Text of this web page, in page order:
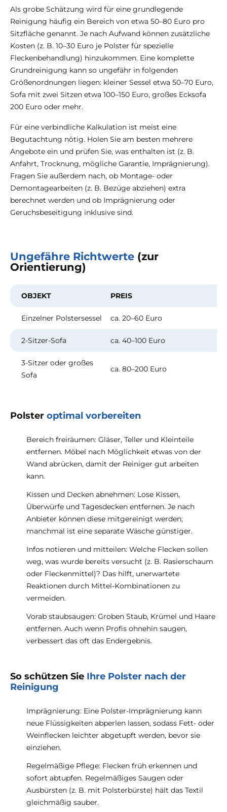
Als grobe Schätzung wird für eine grundlegende
Reinigung häufig ein Bereich von etwa 50–80 Euro pro
Sitzfläche genannt. Je nach Aufwand können zusätzliche
Kosten (z. B. 10–30 Euro je Polster für spezielle
Fleckenbehandlung) hinzukommen. Eine komplette
Grundreinigung kann so ungefähr in folgenden
Größenordnungen liegen: kleiner Sessel etwa 50–70 Euro,
Sofa mit zwei Sitzen etwa 100–150 Euro, großes Ecksofa
200 Euro oder mehr.
Für eine verbindliche Kalkulation ist meist eine
Begutachtung nötig. Holen Sie am besten mehrere
Angebote ein und prüfen Sie, was enthalten ist (z. B.
Anfahrt, Trocknung, mögliche Garantie, Imprägnierung).
Fragen Sie außerdem nach, ob Montage- oder
Demontagearbeiten (z. B. Bezüge abziehen) extra
berechnet werden und ob Imprägnierung oder
Geruchsbeseitigung inklusive sind.
Ungefähre Richtwerte (zur
Orientierung)
OBJEKT PREIS
Einzelner Polstersessel ca. 20–60 Euro
2-Sitzer-Sofa ca. 40–100 Euro
3-Sitzer oder großes
Sofa
ca. 80–200 Euro
Polster optimal vorbereiten
Bereich freiräumen: Gläser, Teller und Kleinteile
entfernen. Möbel nach Möglichkeit etwas von der
Wand abrücken, damit der Reiniger gut arbeiten
kann.
Kissen und Decken abnehmen: Lose Kissen,
Überwürfe und Tagesdecken entfernen. Je nach
Anbieter können diese mitgereinigt werden;
manchmal ist eine separate Wäsche günstiger.
Infos notieren und mitteilen: Welche Flecken sollen
weg, was wurde bereits versucht (z. B. Rasierschaum
oder Fleckenmittel)? Das hilft, unerwartete
Reaktionen durch Mittel-Kombinationen zu
vermeiden.
Vorab staubsaugen: Groben Staub, Krümel und Haare
entfernen. Auch wenn Profis ohnehin saugen,
verbessert das oft das Endergebnis.
So schützen Sie Ihre Polster nach der
Reinigung
Imprägnierung: Eine Polster-Imprägnierung kann
neue Flüssigkeiten abperlen lassen, sodass Fett- oder
Weinflecken leichter abgetupft werden, bevor sie
einziehen.
Regelmäßige Pflege: Flecken früh erkennen und
sofort abtupfen. Regelmäßiges Saugen oder
Ausbürsten (z. B. mit Polsterbürste) hält das Textil
gleichmäßig sauber.